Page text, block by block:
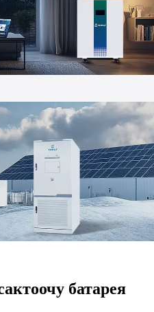
батарея